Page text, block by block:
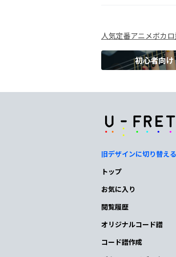
気 の利いた言
F
君の隣歩
C
く
想いがあふれた
ど
C
んなきっかけ
人気定番アニメボカロ
初心者向け
旧デザインに切り替える
トップ
お気に入り
閲覧履歴
オリジナルコード譜
コード譜作成